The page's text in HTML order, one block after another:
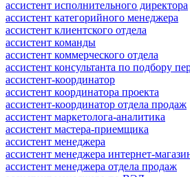
ассистент исполнительного директора
ассистент категорийного менеджера
ассистент клиентского отдела
ассистент команды
ассистент коммерческого отдела
ассистент консультанта по подбору
ассистент-координатор
ассистент координатора проекта
ассистент-координатор отдела продаж
ассистент маркетолога-аналитика
ассистент мастера-приемщика
ассистент менеджера
ассистент менеджера интернет-
ассистент менеджера отдела продаж